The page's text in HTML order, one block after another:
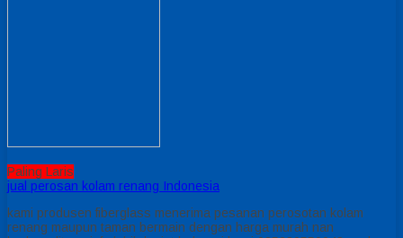
Paling Laris
jual perosan kolam renang Indonesia
kami produsen fiberglass menerima pesanan perosotan kolam
renang maupun taman bermain dengan harga murah nan